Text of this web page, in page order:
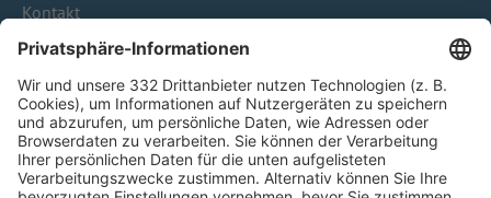
Kontakt
HÄUFIG BESUCHTE SEITEN
Pässe und Vereinswechsel
Trainerausbildung
Schulungsangebot Vereinsmitarbeiter